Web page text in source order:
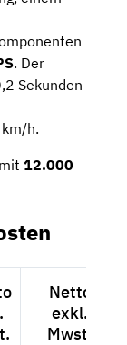
. Der
Sekunden
h.
mit 12.000
Netto
exkl.
Mwst.